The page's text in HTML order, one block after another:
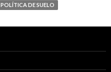
POLÍTICA DE SUELO